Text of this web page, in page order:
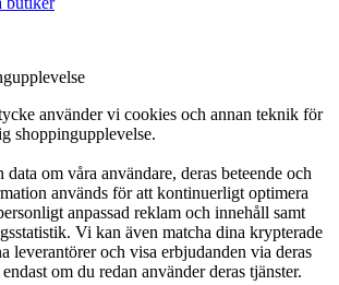
använder vi cookies och annan teknik för
shoppingupplevelse.
om våra användare, deras beteende och
används för att kontinuerligt optimera
anpassad reklam och innehåll samt
Vi kan även matcha dina krypterade
leverantörer och visa erbjudanden via deras
om du redan använder deras tjänster.